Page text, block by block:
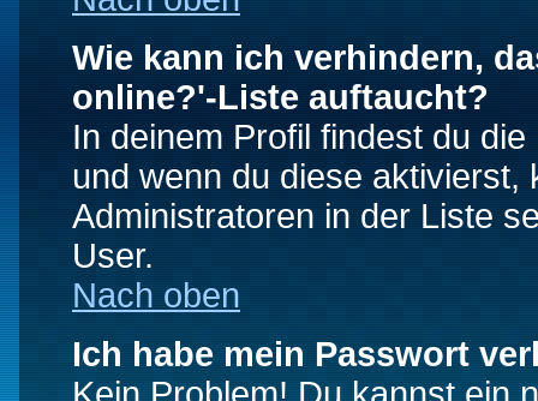
Wie kann ich verhindern,
online?'-Liste auftaucht?
In deinem Profil findest du
und wenn du diese aktivierst,
Administratoren in der Liste
User.
Nach oben
Ich habe mein Passwort